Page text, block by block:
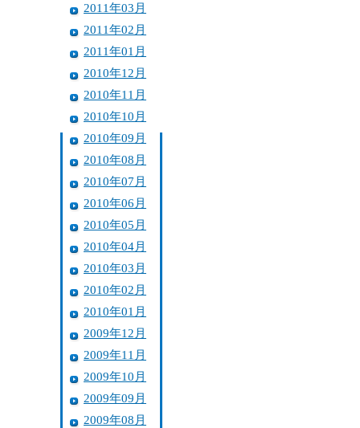
2011年03月
2011年02月
2011年01月
2010年12月
2010年11月
2010年10月
2010年09月
2010年08月
2010年07月
2010年06月
2010年05月
2010年04月
2010年03月
2010年02月
2010年01月
2009年12月
2009年11月
2009年10月
2009年09月
2009年08月